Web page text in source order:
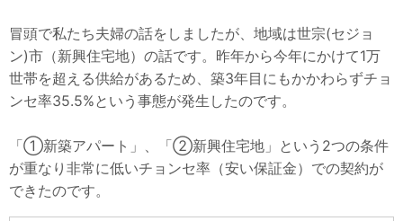
冒頭で私たち夫婦の話をしましたが、地域は世宗(セジョ
ン)市（新興住宅地）の話です。昨年から今年にかけて1万
世帯を超える供給があるため、築3年目にもかかわらずチョ
ンセ率35.5%という事態が発生したのです。
「①新築アパート」、「②新興住宅地」という2つの条件
が重なり非常に低いチョンセ率（安い保証金）での契約が
できたのです。